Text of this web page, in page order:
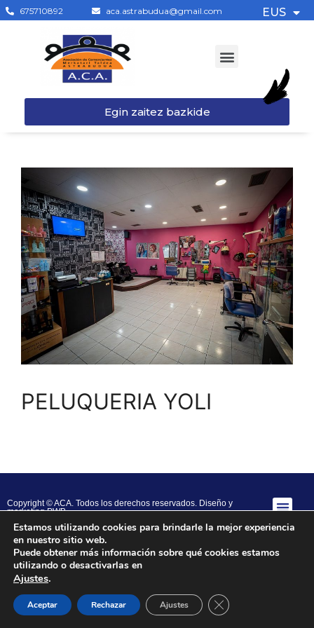
675710892 aca.astrabudua@gmail.com EUS
Egin zaitez bazkide
PELUQUERIA YOLI
Copyright © ACA. Todos los derechos reservados. Diseño y
marketing PWB
Estamos utilizando cookies para brindarle la mejor experiencia
en nuestro sitio web.
Puede obtener más información sobre qué cookies estamos
utilizando o desactivarlas en
Ajustes.
Aceptar Rechazar Ajustes Close GDPR Cookie